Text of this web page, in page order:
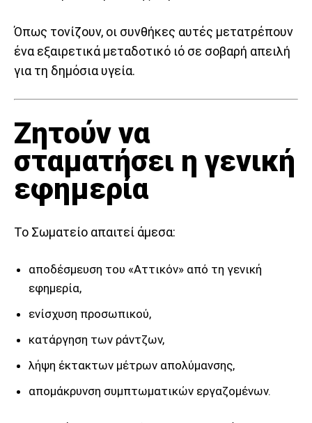
Όπως τονίζουν, οι συνθήκες αυτές μετατρέπουν
ένα εξαιρετικά μεταδοτικό ιό σε σοβαρή απειλή
για τη δημόσια υγεία.
Ζητούν να
σταματήσει η γενική
εφημερία
Το Σωματείο απαιτεί άμεσα:
αποδέσμευση του «Αττικόν» από τη γενική
εφημερία,
ενίσχυση προσωπικού,
κατάργηση των ράντζων,
λήψη έκτακτων μέτρων απολύμανσης,
απομάκρυνση συμπτωματικών εργαζομένων.